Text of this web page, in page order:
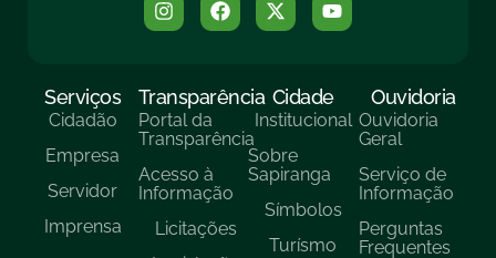
Serviços
Cidadão
Empresa
Servidor
Imprensa
Transparência
Portal da
Transparência
Acesso à
Informação
Licitações
Cidade
Institucional
Sobre
Sapiranga
Símbolos
Turísmo
Ouvidoria
Ouvidoria
Geral
Serviço de
Informação
Perguntas
Frequentes